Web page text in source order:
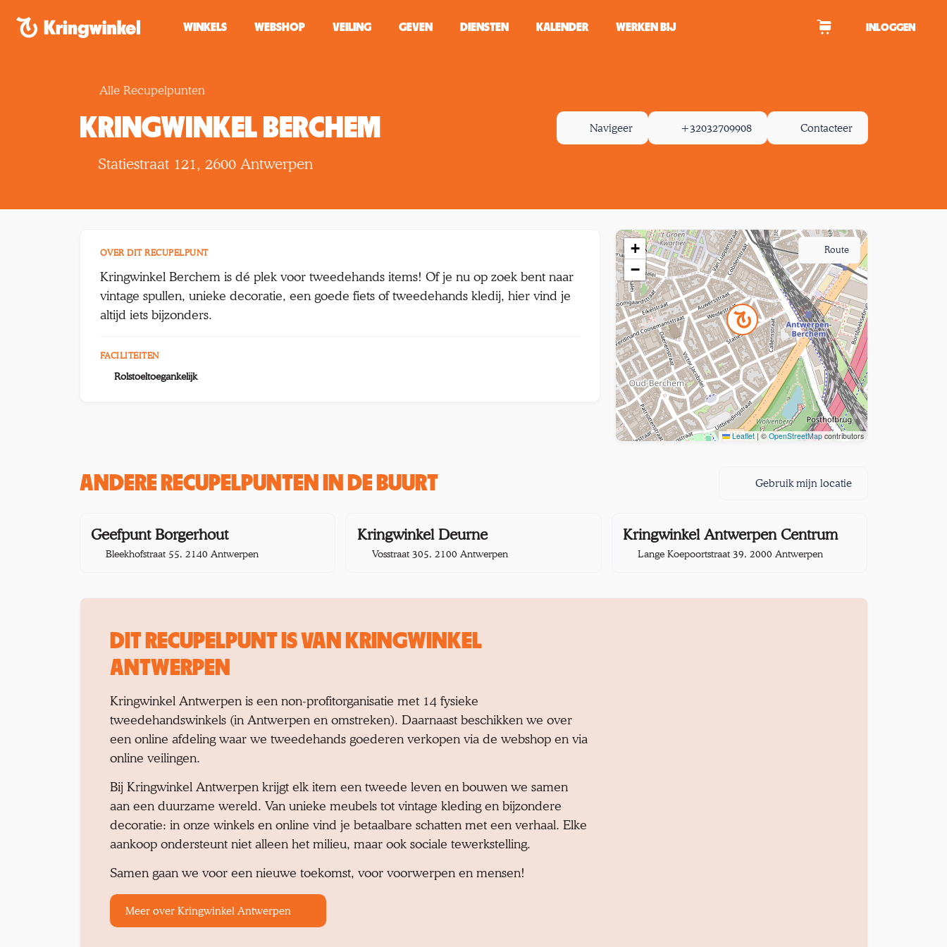
WINKELS
WEBSHOP VEILING GEVEN DIENSTEN KALENDER WERKEN BIJ INLOGGEN
Alle Recupelpunten
KRINGWINKEL BERCHEM
Statiestraat 121, 2600 Antwerpen
Navigeer +32032709908 Contacteer
OVER DIT RECUPELPUNT
Kringwinkel Berchem is dé plek voor tweedehands items! Of je nu op zoek bent naar
vintage spullen, unieke decoratie, een goede fiets of tweedehands kledij, hier vind je
altijd iets bijzonders.
FACILITEITEN
Rolstoeltoegankelijk
+
−
Leaflet |© OpenStreetMapcontributors
Route
ANDERE RECUPELPUNTEN IN DE BUURT Gebruik mijn locatie
Geefpunt Borgerhout
Bleekhofstraat 55, 2140 Antwerpen
Kringwinkel Deurne
Vosstraat 305, 2100 Antwerpen
3,2 km
Kringwinkel Antwerpen Centrum
Lange Koepoortstraat 39, 2000 Antwerpen
DIT RECUPELPUNT IS VAN KRINGWINKEL
ANTWERPEN
Kringwinkel Antwerpen is een non-profitorganisatie met 14 fysieke
tweedehandswinkels (in Antwerpen en omstreken). Daarnaast beschikken we over
een online afdeling waar we tweedehands goederen verkopen via de webshop en via
online veilingen.
Bij Kringwinkel Antwerpen krijgt elk item een tweede leven en bouwen we samen
aan een duurzame wereld. Van unieke meubels tot vintage kleding en bijzondere
decoratie: in onze winkels en online vind je betaalbare schatten met een verhaal. Elke
aankoop ondersteunt niet alleen het milieu, maar ook sociale tewerkstelling.
Samen gaan we voor een nieuwe toekomst, voor voorwerpen en mensen!
Meer over Kringwinkel Antwerpen